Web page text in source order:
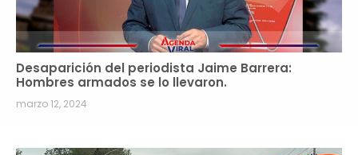
Desaparición del periodista Jaime Barrera:
Hombres armados se lo llevaron.
marzo 12, 2024